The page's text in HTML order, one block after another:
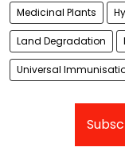
Medicinal Plants
Land Degradation
Universal